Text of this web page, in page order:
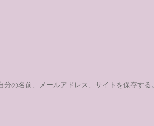
の名前、メールアドレス、サイトを保存する。